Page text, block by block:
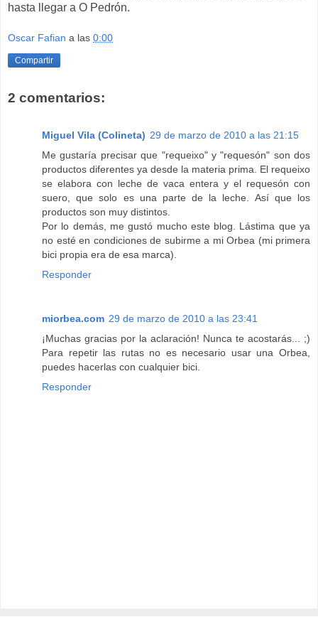
hasta llegar a O Pedrón.
Oscar Fafian a las 0:00
Compartir
2 comentarios:
Miguel Vila (Colineta) 29 de marzo de 2010 a las 21:15
Me gustaría precisar que "requeixo" y "requesón" son dos
productos diferentes ya desde la materia prima. El requeixo
se elabora con leche de vaca entera y el requesón con
suero, que solo es una parte de la leche. Así que los
productos son muy distintos.
Por lo demás, me gustó mucho este blog. Lástima que ya
no esté en condiciones de subirme a mi Orbea (mi primera
bici propia era de esa marca).
Responder
miorbea.com 29 de marzo de 2010 a las 23:41
¡Muchas gracias por la aclaración! Nunca te acostarás... ;)
Para repetir las rutas no es necesario usar una Orbea,
puedes hacerlas con cualquier bici.
Responder